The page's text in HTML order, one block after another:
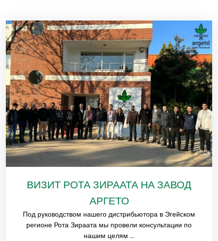
ВИЗИТ РОТА ЗИРААТА НА ЗАВОД
АРГЕТО
Под руководством нашего дистрибьютора в Эгейском
регионе Рота Зираата мы провели консультации по
нашим целям ...